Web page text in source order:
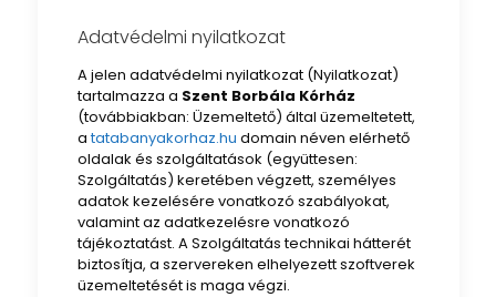
Adatvédelmi nyilatkozat
A jelen adatvédelmi nyilatkozat (Nyilatkozat)
tartalmazza a Szent Borbála Kórház
(továbbiakban: Üzemeltető) által üzemeltetett,
atatabanyakorhaz.hu domain néven elérhető
oldalak és szolgáltatások (együttesen:
Szolgáltatás) keretében végzett, személyes
adatok kezelésére vonatkozó szabályokat,
valamint az adatkezelésre vonatkozó
tájékoztatást. A Szolgáltatás technikai hátterét
biztosítja, a szervereken elhelyezett szoftverek
üzemeltetését is maga végzi.